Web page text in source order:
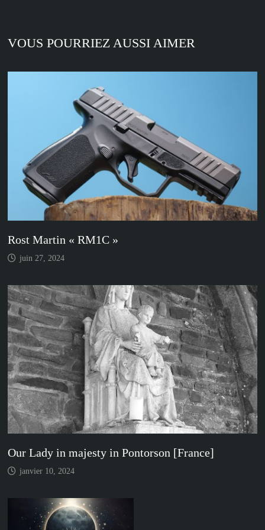
VOUS POURRIEZ AUSSI AIMER
Rost Martin « RM1C »
juin 27, 2024
Our Lady in majesty in Pontorson [France]
janvier 10, 2024